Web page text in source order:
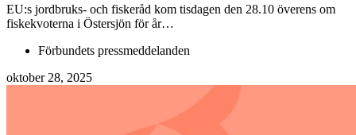
EU:s jordbruks- och fiskeråd kom tisdagen den 28.10 överens om
fiskekvoterna i Östersjön för år…
Förbundets pressmeddelanden
oktober 28, 2025